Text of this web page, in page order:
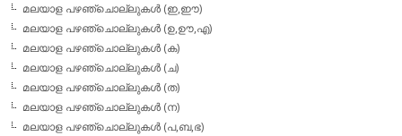
മലയാള പഴഞ്ചൊല്ലുകള്‍ (ഇ,ഈ)
മലയാള പഴഞ്ചൊല്ലുകള്‍ (ഉ,ഊ,എ)
മലയാള പഴഞ്ചൊല്ലുകള്‍ (ക)
മലയാള പഴഞ്ചൊല്ലുകള്‍ (ച)
മലയാള പഴഞ്ചൊല്ലുകള്‍ (ത)
മലയാള പഴഞ്ചൊല്ലുകള്‍ (ന)
മലയാള പഴഞ്ചൊല്ലുകള്‍ (പ,ബ,ഭ)